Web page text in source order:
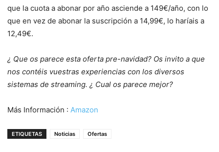
que la cuota a abonar por año asciende a 149€/año, con lo
que en vez de abonar la suscripción a 14,99€, lo haríais a
12,49€.
¿ Que os parece esta oferta pre-navidad? Os invito a que
nos contéis vuestras experiencias con los diversos
sistemas de streaming. ¿ Cual os parece mejor?
Más Información : Amazon
ETIQUETAS Noticias Ofertas